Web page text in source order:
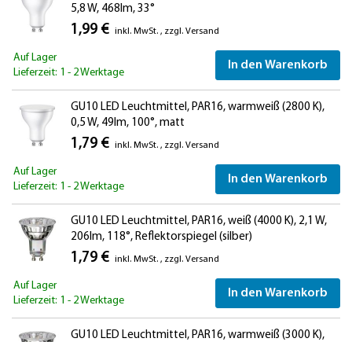
5,8 W, 468lm, 33°
1,99 € inkl. MwSt. , zzgl. Versand
Auf Lager
Lieferzeit: 1 - 2 Werktage
In den Warenkorb
GU10 LED Leuchtmittel, PAR16, warmweiß (2800 K),
0,5 W, 49lm, 100°, matt
1,79 € inkl. MwSt. , zzgl. Versand
Auf Lager
Lieferzeit: 1 - 2 Werktage
In den Warenkorb
GU10 LED Leuchtmittel, PAR16, weiß (4000 K), 2,1 W,
206lm, 118°, Reflektorspiegel (silber)
1,79 € inkl. MwSt. , zzgl. Versand
Auf Lager
Lieferzeit: 1 - 2 Werktage
In den Warenkorb
GU10 LED Leuchtmittel, PAR16, warmweiß (3000 K),